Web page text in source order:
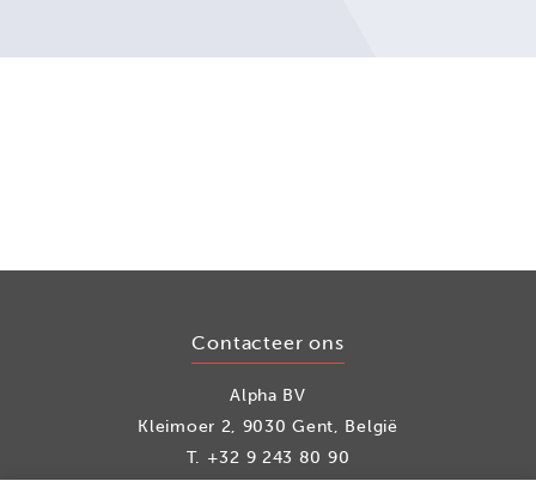
Contacteer ons
Alpha BV
Kleimoer 2, 9030 Gent, België
T. +32 9 243 80 90